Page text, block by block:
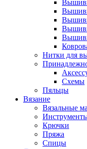
Нитки для
Схемы
Пяльцы
Вязание
Вязальные
Крючки
Пряжа
Спицы